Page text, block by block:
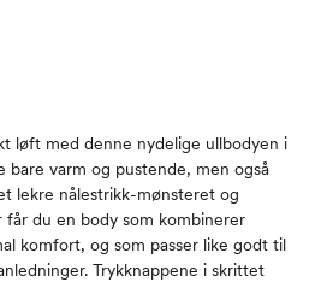
løft med denne nydelige ullbodyen i
bare varm og pustende, men også
lekre nålestrikk-mønsteret og
får du en body som kombinerer
komfort, og som passer like godt til
Trykknappene i skrittet